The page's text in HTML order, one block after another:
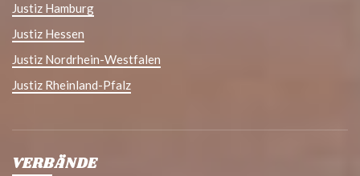
Justiz Hamburg
Justiz Hessen
Justiz Nordrhein-Westfalen
Justiz Rheinland-Pfalz
VERBÄNDE